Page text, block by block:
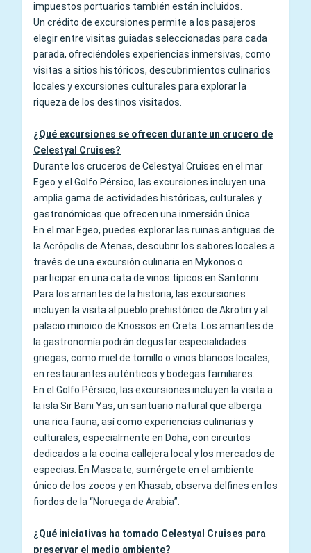
impuestos portuarios también están incluidos.
Un crédito de excursiones permite a los pasajeros
elegir entre visitas guiadas seleccionadas para cada
parada, ofreciéndoles experiencias inmersivas, como
visitas a sitios históricos, descubrimientos culinarios
locales y excursiones culturales para explorar la
riqueza de los destinos visitados.
¿Qué excursiones se ofrecen durante un crucero de
Celestyal Cruises?
Durante los cruceros de Celestyal Cruises en el mar
Egeo y el Golfo Pérsico, las excursiones incluyen una
amplia gama de actividades históricas, culturales y
gastronómicas que ofrecen una inmersión única.
En el mar Egeo, puedes explorar las ruinas antiguas de
la Acrópolis de Atenas, descubrir los sabores locales a
través de una excursión culinaria en Mykonos o
participar en una cata de vinos típicos en Santorini.
Para los amantes de la historia, las excursiones
incluyen la visita al pueblo prehistórico de Akrotiri y al
palacio minoico de Knossos en Creta. Los amantes de
la gastronomía podrán degustar especialidades
griegas, como miel de tomillo o vinos blancos locales,
en restaurantes auténticos y bodegas familiares.
En el Golfo Pérsico, las excursiones incluyen la visita a
la isla Sir Bani Yas, un santuario natural que alberga
una rica fauna, así como experiencias culinarias y
culturales, especialmente en Doha, con circuitos
dedicados a la cocina callejera local y los mercados de
especias. En Mascate, sumérgete en el ambiente
único de los zocos y en Khasab, observa delfines en los
fiordos de la “Noruega de Arabia”.
¿Qué iniciativas ha tomado Celestyal Cruises para
preservar el medio ambiente?